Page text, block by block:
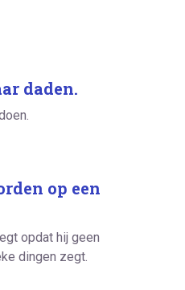
daden.
op een
opdat hij geen
dingen zegt.